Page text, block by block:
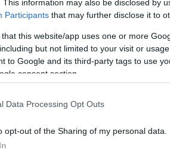
This information may also be disclosed by
Participants that may further disclose it to
that this website/app uses one or more
but not limited to your visit or
to Google and its third-party tags to use
consent section.
Data Processing Opt Outs
opt-out of the Sharing of my personal data.
Államkincstár (MÁK) nevével - közölte a